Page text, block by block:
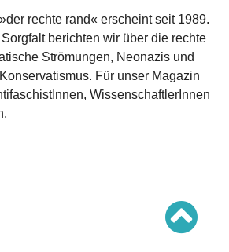
rechte rand« erscheint seit 1989.
berichten wir über die rechte
Strömungen, Neonazis und
Für unser Magazin
WissenschaftlerInnen